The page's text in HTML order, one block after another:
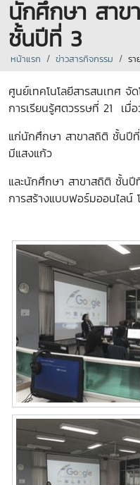
นักศึกษา สา
ชั้นปีที่ 3
หน้าแรก ข่าวสารกิจกรรม รา
ศูนย์เทคโนโลยีสารสนเทศ
การเรียนรู้ศตวรรษที่ 21 เมื่
แก่นักศึกษา สาขาสถิติ ชั้นปี
มีแสงแก้ว
และนักศึกษา สาขาสถิติ ชั้นปี
การสร้างแบบฟอร์มออนไล